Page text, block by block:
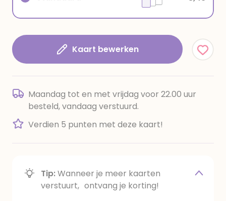
Kaart bewerken
Maandag tot en met vrijdag voor 22.00 uur
besteld, vandaag verstuurd.
Verdien 5 punten met deze kaart!
Tip:Wanneer je meer kaarten
verstuurt, ontvang je korting!